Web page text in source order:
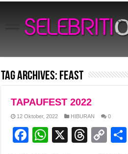
Tag Archives: Feast
TAPAUFEST 2022
12 Oktober, 2022 HIBURAN 0
F
W
X
T
C